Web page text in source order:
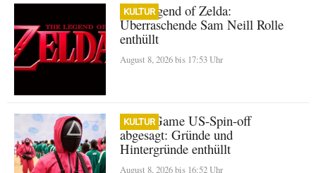
KULTUR
The Legend of Zelda:
Überraschende Sam Neill Rolle
enthüllt
August 8, 2026 bis 17:53 Uhr
KULTUR
Squid Game US-Spin-off
abgesagt: Gründe und
Hintergründe enthüllt
August 8, 2026 bis 16:52 Uhr